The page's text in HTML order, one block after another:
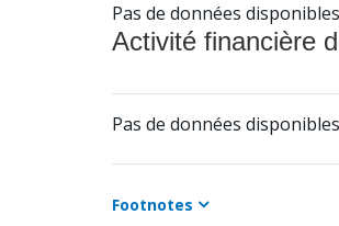
Pas de données
Activité financière
Pas de données
Footnotes